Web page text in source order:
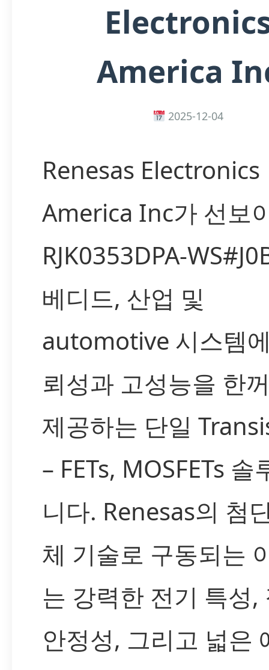
America
2025-12-04
Renesas Electronics
America Inc가 선보
RJK0353DPA-
베디드, 산업 및
automotive 시스템
뢰성과 고성능을 한
제공하는 단일
– FETs, MOSFETs 솔
니다. Renesas의 첨
체 기술로 구동되는
는 강력한 전기 특성,
안정성, 그리고 넓은